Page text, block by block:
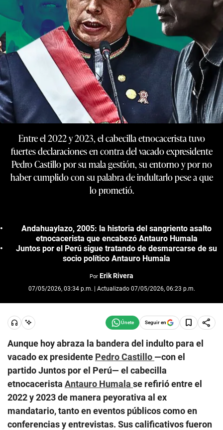
Entre el 2022 y 2023, el cabecilla etnocacerista tuvo
fuertes declaraciones en contra del vacado expresidente
Pedro Castillo por su mala gestión, su entorno y por no
haber cumplido con su palabra de indultarlo pese a que
lo prometió.
Andahuaylazo, 2005: la historia del sangriento asalto
etnocacerista que encabezó Antauro Humala
Juntos por el Perú sigue tratando de desmarcarse de su
socio político Antauro Humala
Por Erik Rivera
07/05/2026, 03:34 p.m. | Actualizado 07/05/2026, 06:23 p.m.
Seguir en
Aunque hoy abraza la bandera del indulto para el
vacado ex presidente Pedro Castillo —con el
partido Juntos por el Perú— el cabecilla
etnocacerista Antauro Humala se refirió entre el
2022 y 2023 de manera peyorativa al ex
mandatario, tanto en eventos públicos como en
conferencias y entrevistas. Sus calificativos fueron